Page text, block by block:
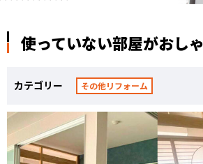
使っていない部屋がおし
カテゴリー その他リフォーム